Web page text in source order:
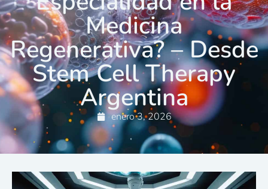
Medicina
Regenerativa? – Desde
Stem Cell Therapy
Argentina
enero 3, 2026